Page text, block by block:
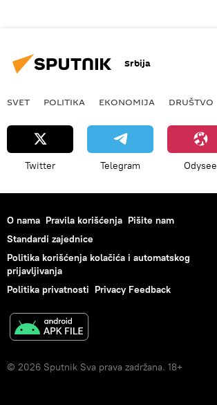
Srbija
SVET POLITIKA EKONOMIJA DRUŠTVO
Twitter Telegram Odysee
O nama Pravila korišćenja Pišite nam
Standardi zajednice
Politika korišćenja kolačića i automatskog
prijavljivanja
Politika privatnosti Privacy Feedback
© 2026 Sputnik Sva prava zadržana. 18+